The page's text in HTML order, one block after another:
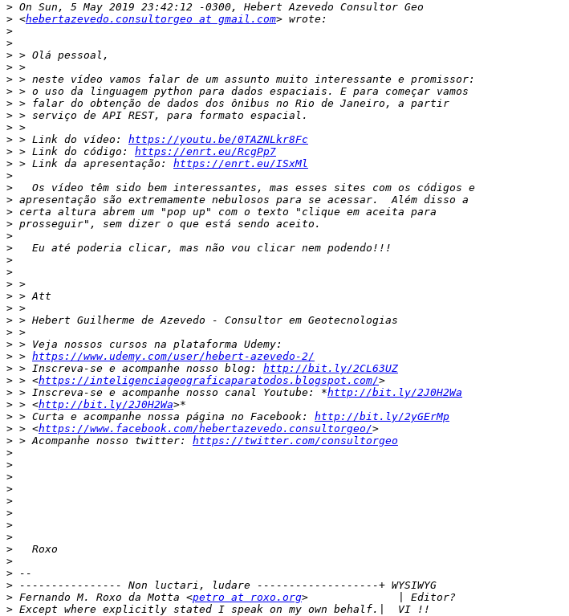
>
> <hebertazevedo.consultorgeo at gmail.com
>
>
>
>
>
>
>
>
>
> > Link do vídeo: https://youtu.be/0TAZNLkr8Fc
> > Link do código: https://enrt.eu/RcgPp7
> > Link da apresentação: https://enrt.eu/ISxMl
>
>
>
>
>
>
>
>
>
>
>
>
>
>
>
> > https://www.udemy.com/user/hebert-azevedo-2/
> > Inscreva-se e acompanhe nosso blog: http://bit.ly/2CL63UZ
> > <https://inteligenciageograficaparatodos.blogspot.com/
> > Inscreva-se e acompanhe nosso canal Youtube: *http://bit.ly/2J0H2Wa
> > <http://bit.ly/2J0H2Wa
> > Curta e acompanhe nossa página no Facebook: http://bit.ly/2yGErMp
> > <https://www.facebook.com/hebertazevedo.consultorgeo/
> > Acompanhe nosso twitter: https://twitter.com/consultorgeo
>
>
>
>
>
>
>
>
>
>
>
>
> Fernando M. Roxo da Motta <petro at roxo.org
>